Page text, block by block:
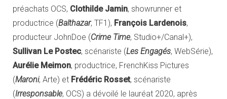
préachats OCS, Clothilde Jamin, showrunner et
productrice (Balthazar, TF1), François Lardenois,
producteur JohnDoe (Crime Time, Studio+/Canal+),
Sullivan Le Postec, scénariste (Les Engagés, WebSérie),
Aurélie Meimon, productrice, FrenchKiss Pictures
(Maroni, Arte) et Frédéric Rosset, scénariste
(Irresponsable, OCS) a dévoilé le lauréat 2020, après